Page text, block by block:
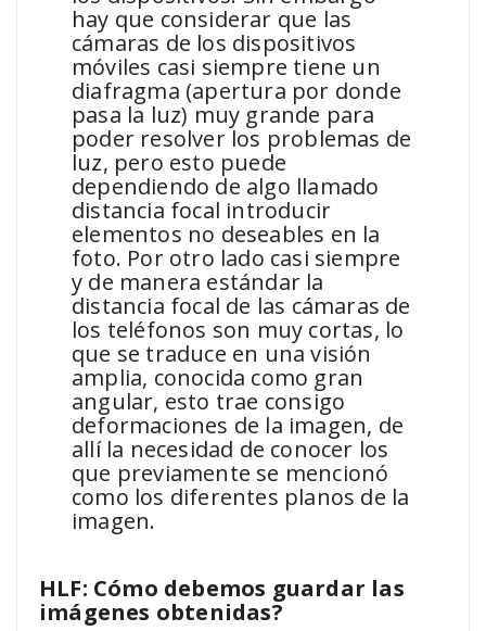
hay que considerar que las
cámaras de los dispositivos
móviles casi siempre tiene un
diafragma (apertura por donde
pasa la luz) muy grande para
poder resolver los problemas de
luz, pero esto puede
dependiendo de algo llamado
distancia focal introducir
elementos no deseables en la
foto. Por otro lado casi siempre
y de manera estándar la
distancia focal de las cámaras de
los teléfonos son muy cortas, lo
que se traduce en una visión
amplia, conocida como gran
angular, esto trae consigo
deformaciones de la imagen, de
allí la necesidad de conocer los
que previamente se mencionó
como los diferentes planos de la
imagen.
HLF: Cómo debemos guardar las
imágenes obtenidas?